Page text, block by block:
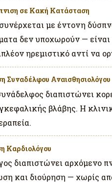
σε Κακή Κατάσταση
με έντονη
δεν υποχωρούν — είναι
ηρεμιστικό αντί να
Συναδέλφου Αναισθησιολόγου
διαπιστώνει
βλάβης. Η
Καρδιολόγου
διαπιστώνει αρχόμενο
και διούρηση — χωρίς